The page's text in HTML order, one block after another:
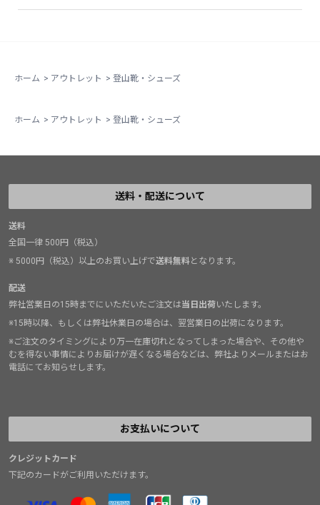
ホーム > アウトレット > 登山靴・シューズ
ホーム > アウトレット > 登山靴・シューズ
送料・配送について
送料
全国一律 500円（税込）
※ 5000円（税込）以上のお買い上げで送料無料となります。
配送
弊社営業日の15時までにいただいたご注文は当日出荷いたします。
※15時以降、もしくは弊社休業日の場合は、翌営業日の出荷になります。
※ご注文のタイミングにより万一在庫切れとなってしまった場合や、その他や
むを得ない事情によりお届けが遅くなる場合などは、弊社よりメールまたはお
電話にてお知らせします。
お支払いについて
クレジットカード
下記のカードがご利用いただけます。